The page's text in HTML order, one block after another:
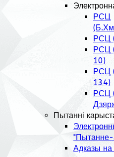
РСЦ
РСЦ
РСЦ
10)
РСЦ
134)
РСЦ
Пытанні
"Пытанне-
Адказы на